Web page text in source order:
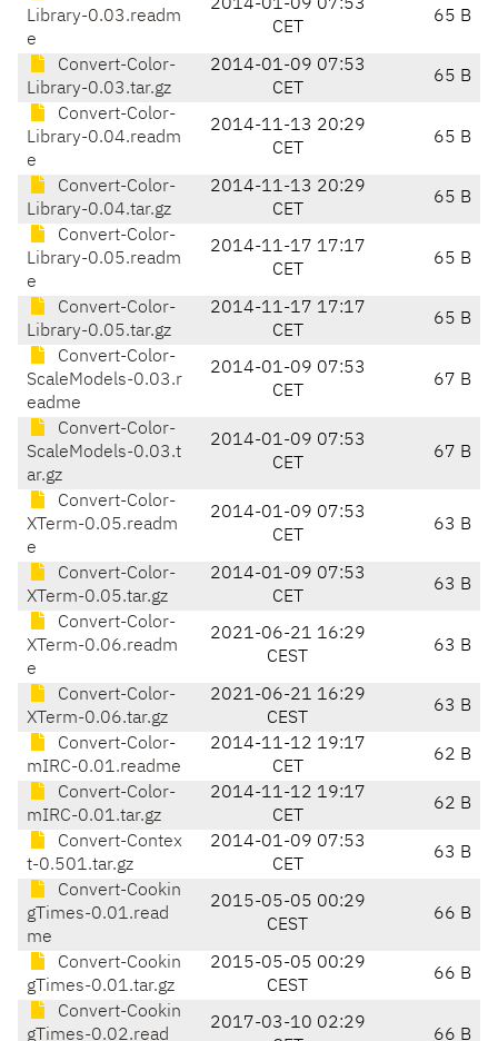
Library-0.03.readm
e
2014-01-09 07:53
CET
65 B
Convert-Color-
Library-0.03.tar.gz
2014-01-09 07:53
CET
65 B
Convert-Color-
Library-0.04.readm
e
2014-11-13 20:29
CET
65 B
Convert-Color-
Library-0.04.tar.gz
2014-11-13 20:29
CET
65 B
Convert-Color-
Library-0.05.readm
e
2014-11-17 17:17
CET
65 B
Convert-Color-
Library-0.05.tar.gz
2014-11-17 17:17
CET
65 B
Convert-Color-
ScaleModels-0.03.r
eadme
2014-01-09 07:53
CET
67 B
Convert-Color-
ScaleModels-0.03.t
ar.gz
2014-01-09 07:53
CET
67 B
Convert-Color-
XTerm-0.05.readm
e
2014-01-09 07:53
CET
63 B
Convert-Color-
XTerm-0.05.tar.gz
2014-01-09 07:53
CET
63 B
Convert-Color-
XTerm-0.06.readm
e
2021-06-21 16:29
CEST
63 B
Convert-Color-
XTerm-0.06.tar.gz
2021-06-21 16:29
CEST
63 B
Convert-Color-
mIRC-0.01.readme
2014-11-12 19:17
CET
62 B
Convert-Color-
mIRC-0.01.tar.gz
2014-11-12 19:17
CET
62 B
Convert-Contex
t-0.501.tar.gz
2014-01-09 07:53
CET
63 B
Convert-Cookin
gTimes-0.01.read
me
2015-05-05 00:29
CEST
66 B
Convert-Cookin
gTimes-0.01.tar.gz
2015-05-05 00:29
CEST
66 B
Convert-Cookin
gTimes-0.02.read
2017-03-10 02:29
66 B